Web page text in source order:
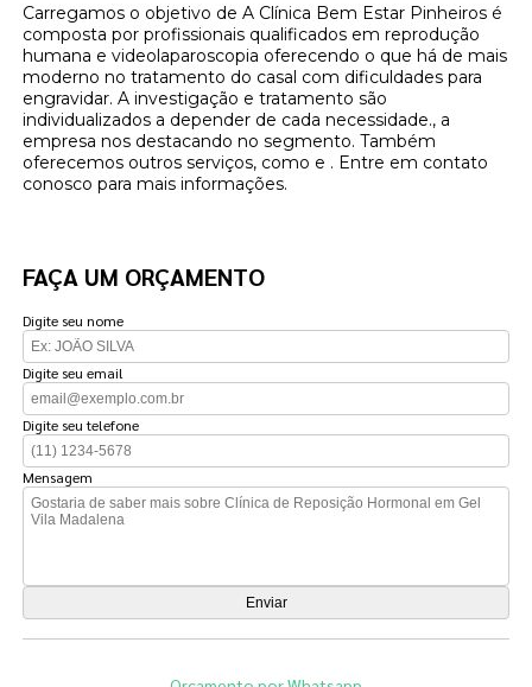
Carregamos o objetivo de A Clínica Bem Estar Pinheiros é
composta por profissionais qualificados em reprodução
humana e videolaparoscopia oferecendo o que há de mais
moderno no tratamento do casal com dificuldades para
engravidar. A investigação e tratamento são
individualizados a depender de cada necessidade., a
empresa nos destacando no segmento. Também
oferecemos outros serviços, como e . Entre em contato
conosco para mais informações.
FAÇA UM ORÇAMENTO
Digite seu nome
Digite seu email
Digite seu telefone
Mensagem